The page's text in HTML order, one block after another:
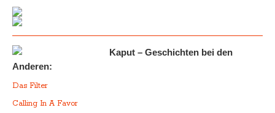
Kaput – Geschichten bei den
Anderen:
Das Filter
Calling In A Favor